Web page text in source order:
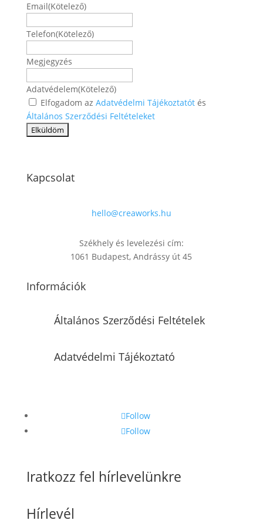
Email(Kötelező)
Telefon(Kötelező)
Megjegyzés
Adatvédelem(Kötelező)
Elfogadom az Adatvédelmi Tájékoztatótés
Általános Szerződési Feltételeket
Kapcsolat
hello@creaworks.hu
Székhely és levelezési cím:
1061 Budapest, Andrássy út 45
Információk
Általános Szerződési Feltételek
Adatvédelmi Tájékoztató
Follow
Follow
Iratkozz fel hírlevelünkre
Hírlevél